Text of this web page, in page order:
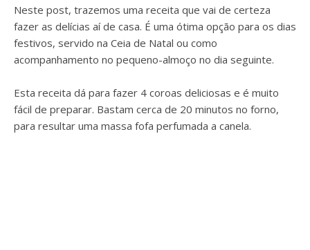
Neste post, trazemos uma receita que vai de certeza
fazer as delícias aí de casa. É uma ótima opção para os dias
festivos, servido na Ceia de Natal ou como
acompanhamento no pequeno-almoço no dia seguinte.
Esta receita dá para fazer 4 coroas deliciosas e é muito
fácil de preparar. Bastam cerca de 20 minutos no forno,
para resultar uma massa fofa perfumada a canela.